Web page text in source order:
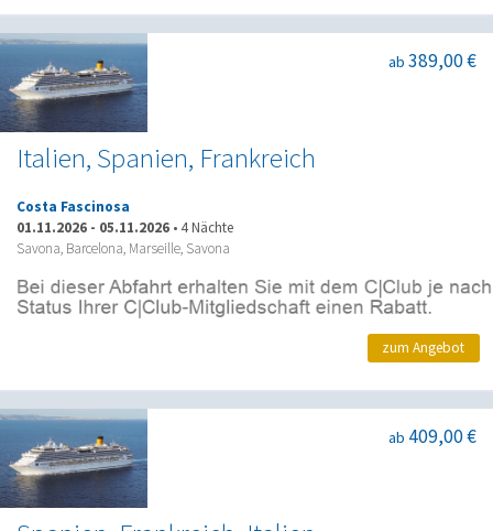
Italien, Spanien, Frankreich
ab 389,00 €
Costa Fascinosa
01.11.2026 - 05.11.2026 •4 Nächte
Savona, Barcelona, Marseille, Savona
zum Angebot
ab 409,00 €